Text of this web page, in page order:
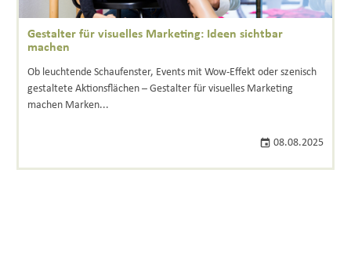
Gestalter für visuelles Marketing: Ideen sichtbar
machen
Ob leuchtende Schaufenster, Events mit Wow-Effekt oder szenisch
gestaltete Aktionsflächen – Gestalter für visuelles Marketing
machen Marken...
08.08.2025